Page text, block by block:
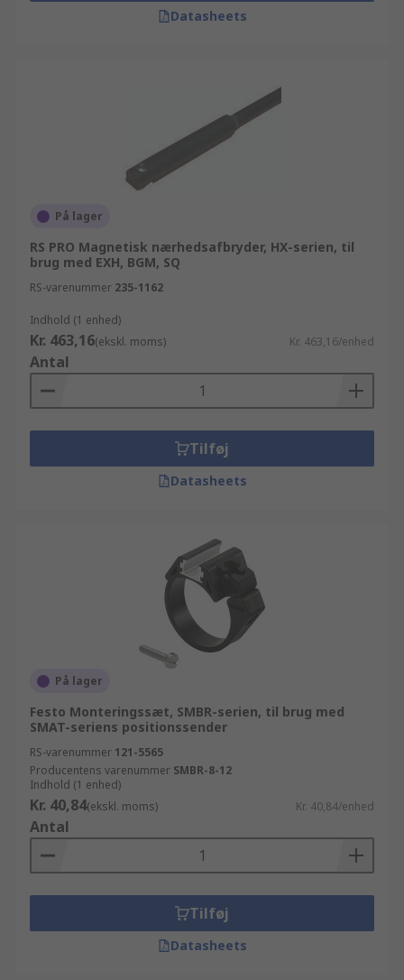
Datasheets
På lager
RS PRO Magnetisk nærhedsafbryder, HX-serien, til
brug med EXH, BGM, SQ
RS-varenummer 235-1162
Indhold (1 enhed)
Kr. 463,16(ekskl. moms) Kr. 463,16/enhed
Antal
Tilføj
Datasheets
På lager
Festo Monteringssæt, SMBR-serien, til brug med
SMAT-seriens positionssender
RS-varenummer 121-5565
Producentens varenummer SMBR-8-12
Indhold (1 enhed)
Kr. 40,84(ekskl. moms) Kr. 40,84/enhed
Antal
Tilføj
Datasheets